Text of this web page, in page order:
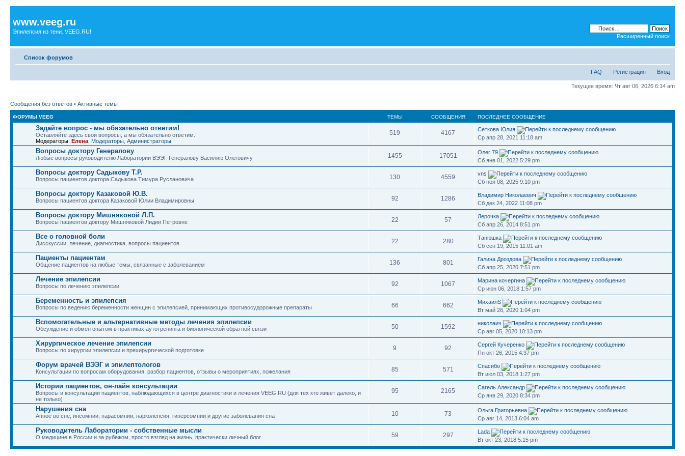
www.veeg.ru
Эпилепсия из тени. VEEG.RU!
Расширенный поиск
Список форумов
FAQ Регистрация Вход
Текущее время: Чт авг 06, 2026 6:14 am
Сообщения без ответов • Активные темы
ФОРУМЫ VEEG ТЕМЫ СООБЩЕНИЯ ПОСЛЕДНЕЕ СООБЩЕНИЕ
Задайте вопрос - мы обязательно ответим!
Оставляйте здесь свои вопросы, а мы обязательно ответим.!
Модераторы: Елена Модераторы Администраторы
519 4167
Сеткова Юлия
Ср апр 28, 2021 11:18 am
Вопросы доктору Генералову
Любые вопросы руководителю Лаборатории ВЭЭГ Генералову Василию Олеговичу 1455 17051
Олег 79
Сб янв 01, 2022 5:29 pm
Вопросы доктору Садыкову Т.Р.
Вопросы пациентов доктора Садыкова Тимура Руслановича 130 4559
vns
Сб ноя 08, 2025 9:10 pm
Вопросы доктору Казаковой Ю.В.
Вопросы пациентов доктора Казаковой Юлии Владимировны 92 1286
Владимир Николаевич
Сб дек 24, 2022 11:08 pm
Вопросы доктору Мишняковой Л.П.
Вопросы пациентов доктору Мишняковой Лидии Петровне 22 57
Лерочка
Сб апр 26, 2014 8:51 pm
Все о головной боли
Дисскуссии, лечение, диагностика, вопросы пациентов 22 280
Танюшка
Сб сен 19, 2015 11:01 am
Пациенты пациентам
Общение пациентов на любые темы, связанные с заболеванием 136 801
Галина Дроздова
Сб апр 25, 2020 7:51 pm
Лечение эпилепсии
Вопросы по лечению эпилепсии 92 1067
Марина кочергина
Ср июн 06, 2018 1:57 pm
Беременность и эпилепсия
Вопросы по ведению беременности женщин с эпилепсией, принимающих противосудорожные препараты 66 662
МихаилS
Вт май 26, 2020 1:04 pm
Вспомогательные и альтернативные методы лечения эпилепсии
Обсуждение и обмен опытом в практиках аутотренинга и биологической обратной связи 50 1592
николаич
Ср авг 05, 2020 10:13 pm
Хирургическое лечение эпилепсии
Вопросы по хирургии эпилепсии и прехирургической подготовке 9 92
Сергей Кучеренко
Пн окт 26, 2015 4:37 pm
Форум врачей ВЭЭГ и эпилептологов
Консультации по вопросам оборудования, разбор пациентов, отзывы о мероприятиях, пожелания 85 571
Спасибо
Вт июл 03, 2018 1:27 pm
Истории пациентов, он-лайн консультации
Вопросы и консультации пациентов, наблюдающихся в центре диагностики и лечения VEEG.RU (для тех кто живет далеко, и
не только)
95 2165
Сагель Александр
Ср янв 29, 2020 8:34 pm
Нарушения сна
Апное во сне, инсомнии, парасомнии, нарколепсия, гиперсомнии и другие заболевания сна 10 73
Ольга Григорьевна
Ср авг 14, 2013 6:04 am
Руководитель Лаборатории - собственные мысли
О медицине в России и за рубежом, просто взгляд на жизнь, практически личный блог... 59 297
Lada
Вт окт 23, 2018 5:15 pm